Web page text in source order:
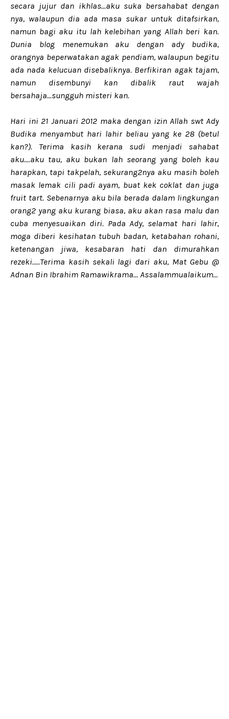
secara jujur dan ikhlas...aku suka bersahabat dengan
nya, walaupun dia ada masa sukar untuk ditafsirkan,
namun bagi aku itu lah kelebihan yang Allah beri kan.
Dunia blog menemukan aku dengan ady budika,
orangnya beperwatakan agak pendiam, walaupun begitu
ada nada kelucuan disebaliknya. Berfikiran agak tajam,
namun disembunyi kan dibalik raut wajah
bersahaja...sungguh misteri kan.
Hari ini 21 Januari 2012 maka dengan izin Allah swt Ady
Budika menyambut hari lahir beliau yang ke 28 (betul
kan?). Terima kasih kerana sudi menjadi sahabat
aku....aku tau, aku bukan lah seorang yang boleh kau
harapkan, tapi takpelah, sekurang2nya aku masih boleh
masak lemak cili padi ayam, buat kek coklat dan juga
fruit tart. Sebenarnya aku bila berada dalam lingkungan
orang2 yang aku kurang biasa, aku akan rasa malu dan
cuba menyesuaikan diri. Pada Ady, selamat hari lahir,
moga diberi kesihatan tubuh badan, ketabahan rohani,
ketenangan jiwa, kesabaran hati dan dimurahkan
rezeki.....Terima kasih sekali lagi dari aku, Mat Gebu @
Adnan Bin Ibrahim Ramawikrama... Assalammualaikum...